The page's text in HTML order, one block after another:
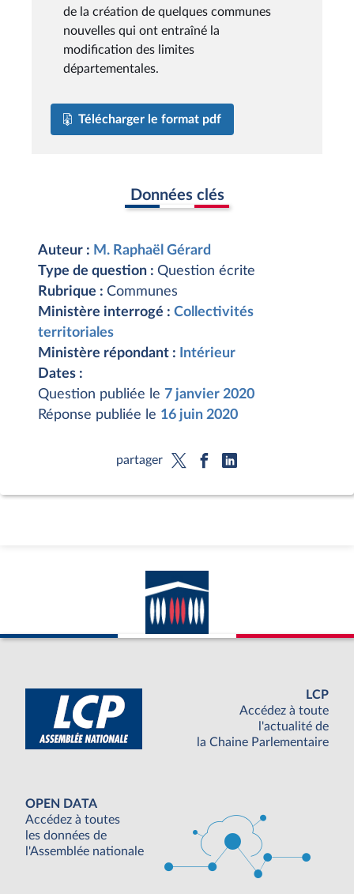
de la création de quelques communes
nouvelles qui ont entraîné la
modification des limites
départementales.
Télécharger le format pdf
Données clés
Auteur : M. Raphaël Gérard
Type de question : Question écrite
Rubrique : Communes
Ministère interrogé : Collectivités
territoriales
Ministère répondant :
Intérieur
Dates :
Question publiée le 7 janvier 2020
Réponse publiée le 16 juin 2020
partager
LCP
Accédez à toute
l'actualité de
la Chaine Parlementaire
OPEN DATA
Accédez à toutes
les données de
l'Assemblée nationale